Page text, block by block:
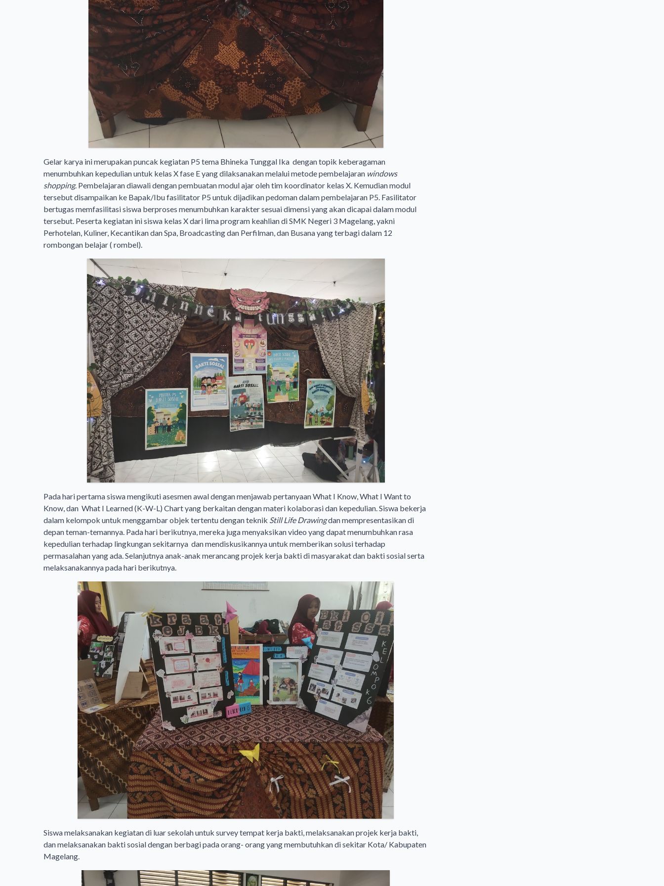
Gelar karya ini merupakan puncak kegiatan P5 tema Bhineka Tunggal Ika dengan topik keberagaman
menumbuhkan kepedulian untuk kelas X fase E yang dilaksanakan melalui metode pembelajaran windows
shopping. Pembelajaran diawali dengan pembuatan modul ajar oleh tim koordinator kelas X. Kemudian modul
tersebut disampaikan ke Bapak/Ibu fasilitator P5 untuk dijadikan pedoman dalam pembelajaran P5. Fasilitator
bertugas memfasilitasi siswa berproses menumbuhkan karakter sesuai dimensi yang akan dicapai dalam modul
tersebut. Peserta kegiatan ini siswa kelas X dari lima program keahlian di SMK Negeri 3 Magelang, yakni
Perhotelan, Kuliner, Kecantikan dan Spa, Broadcasting dan Perfilman, dan Busana yang terbagi dalam 12
rombongan belajar ( rombel).
Pada hari pertama siswa mengikuti asesmen awal dengan menjawab pertanyaan What I Know, What I Want to
Know, dan What I Learned (K-W-L) Chart yang berkaitan dengan materi kolaborasi dan kepedulian. Siswa bekerja
dalam kelompok untuk menggambar objek tertentu dengan teknik Still Life Drawingdan mempresentasikan di
depan teman-temannya. Pada hari berikutnya, mereka juga menyaksikan video yang dapat menumbuhkan rasa
kepedulian terhadap lingkungan sekitarnya dan mendiskusikannya untuk memberikan solusi terhadap
permasalahan yang ada. Selanjutnya anak-anak merancang projek kerja bakti di masyarakat dan bakti sosial serta
melaksanakannya pada hari berikutnya.
Siswa melaksanakan kegiatan di luar sekolah untuk survey tempat kerja bakti, melaksanakan projek kerja bakti,
dan melaksanakan bakti sosial dengan berbagi pada orang- orang yang membutuhkan di sekitar Kota/ Kabupaten
Magelang.